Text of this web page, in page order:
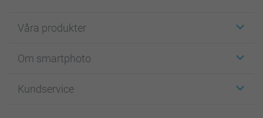
Våra produkter
Fotokort
Fotoböcker
Om smartphoto
För affiliates
Kundservice